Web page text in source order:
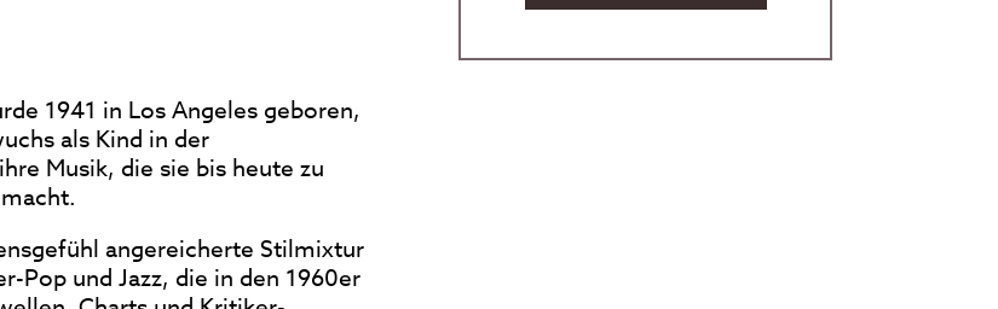
1941 in Los Angeles geboren,
als Kind in der
Musik, die sie bis heute zu
angereicherte Stilmixtur
Pop und Jazz, die in den 1960er